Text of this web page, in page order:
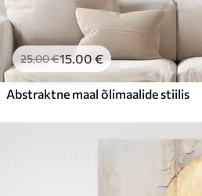
25.00€15.00€
Abstraktne maal õlimaalide stiilis